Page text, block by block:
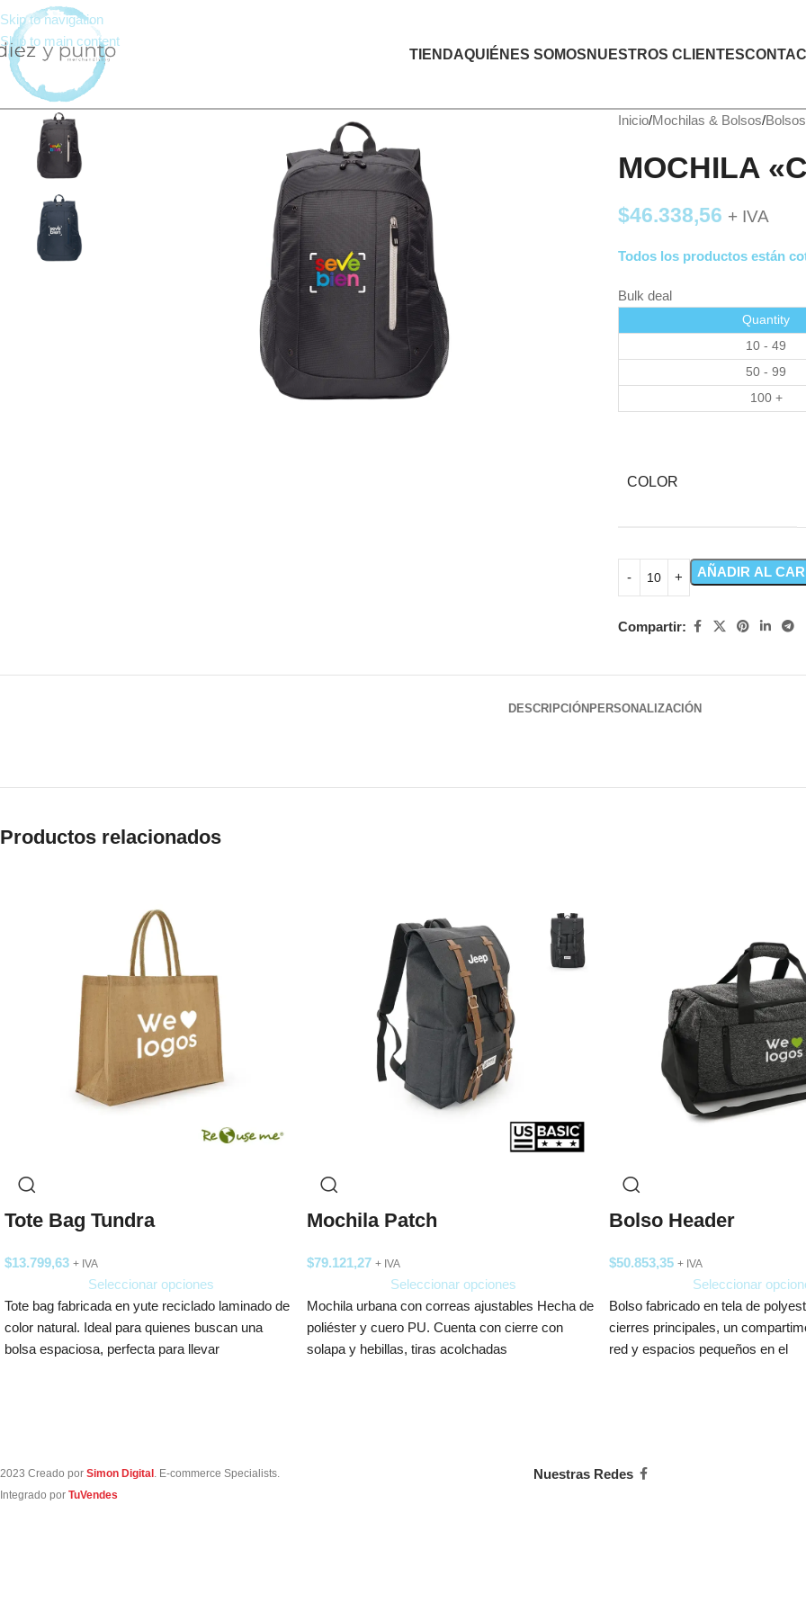
Skip to navigation
Skip to main content
TIENDAQUIÉNES SOMOS NUESTROS CLIENTES
Inicio Mochilas & Bolsos
MOCHILA
$46.338,56 + IVA
Todos los productos están
Bulk deal
Quantity
10 - 49
50 - 99
100 +
COLOR
AÑADIR AL
Compartir:
DESCRIPCIÓN PERSONALIZACIÓN
Productos relacionados
Tote Bag Tundra
$13.799,63 + IVA
Seleccionar opciones
Tote bag fabricada en yute reciclado laminado de
color natural. Ideal para quienes buscan una
bolsa espaciosa, perfecta para llevar
Mochila Patch
$79.121,27 + IVA
Seleccionar opciones
Mochila urbana con correas ajustables Hecha de
poliéster y cuero PU. Cuenta con cierre con
solapa y hebillas, tiras acolchadas
Bolso Header
$50.853,35 + IVA
Seleccionar
Bolso fabricado en tela de
cierres principales, un
red y espacios pequeños en el
2023 Creado por Simon Digital . E-commerce Specialists.
Integrado por TuVendes
Nuestras Redes